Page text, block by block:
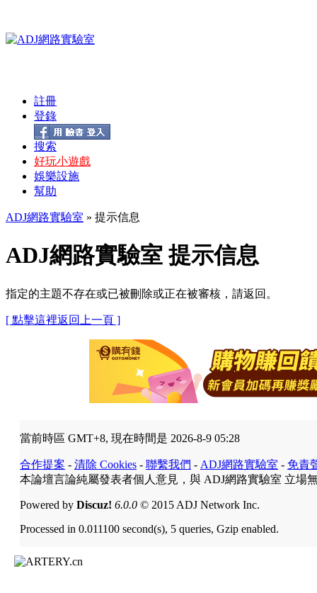
註冊
登錄
搜索
好玩小遊戲
娛樂設施
幫助
ADJ網路實驗室 » 提示信息
ADJ網路實驗室 提示信息
指定的主題不存在或已被刪除或正在被審核，請返回。
[ 點擊這裡返回上一頁 ]
當前時區 GMT+8, 現在時間是 2026-8-9 05:28
合作提案 - 清除 Cookies - 聯繫我們 - ADJ網路實驗室 - 免責
本論壇言論純屬發表者個人意見，與 ADJ網路實驗室 立場
Powered by Discuz! 6.0.0 © 2015 ADJ Network Inc.
Processed in 0.011100 second(s), 5 queries, Gzip enabled.